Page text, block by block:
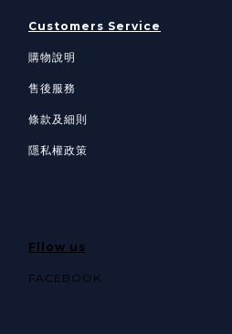
Customers Service
購物說明
售後服務
條款及細則
隱私權政策
Fllow us
FACEBOOK